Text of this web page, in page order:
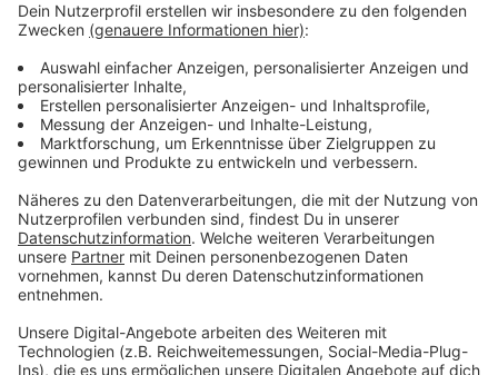
Erinnerungen keinen Algorithmus brauchen.
Anzeige
Diese Stimmen hört ihr bei Radio Mixtape
Anzeige
Anzeige
Hier wartet der Soundtrack deines Lebens
Anzeige